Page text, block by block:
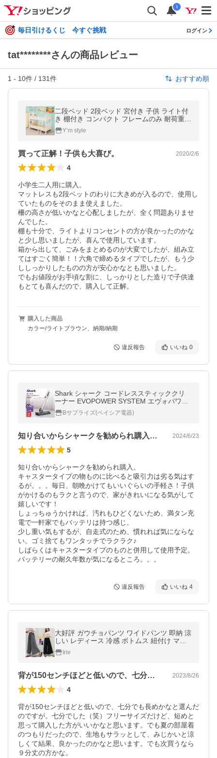
i
毎日引けるくじ 今すぐ挑戦 ログイン
tat********さんの商品レビュー
1 - 10件 / 131件 おすすめ順
二段ベッド 2段ベッド 宮付き 子供 ライト付
き 棚付き コンパクト フレームのみ 耐荷重3
00kg おしゃれ ベッド ホワイト 白 照明付き
子供用
Y’m style
買って正解！子供も大喜び。 2020/2/6
4
小学生二人用に購入。
マットレスも2段ベットのわりに大きめが入るので、使用し
ていたものをそのまま使えました。
柵の高さが低いかなと心配しましたが、全く問題ありませ
んでした。
棚も十分で、ライトよりコンセントの方が良かったのかな
と少し思いましたが、喜んで使用しています。
箱から出して、ごみをまとめるのが大変でしたが、組み立
てはすごく簡単！！六角で締めるタイプでしたが、もう少
ししっかりしたものの方が安心かなとも思いました。
でもお値段がお手頃な割に、しっかりとした造りで子供達
もとても喜んだので、購入して正解。
購入した商品
カラー/ライトブラウン、納期/納期
違反報告 いいね 0
Shark シャーク コードレススティッククリ
ーナー EVOPOWER SYSTEM エヴォパワー
システム CS300J WH CS300Jホワイト コー
ドレスクリーナー
Bサプライズ(ベイシア電器)
知り合いからシャークを勧められ購入。キ… 2024/6/23
5
知り合いからシャークを勧められ購入。
キャスタータイプの物ものに比べると吸引力は劣る気はす
るが。。。毎日、朝晩かけてもいいぐらいの手軽さ！子供
がかけるのもラクと言うので、家がきれいになる気がして
嬉しいです！
しょっちゅうかければ、汚れもひどくないため、満タン充
電で一軒家でもバッテリは持つ感じ。
少し重い気もするが、自走式のため、慣れれば気にならな
い。ゴミ捨てもワンタッチでラクラク♪
しばらくはキャスタータイプのものと併用して使用予定。
バッテリーの耐久年数が気になるところ。。。
違反報告 いいね 4
大好評 ガウチョパンツ ワイドパンツ 即納 涼
しい レディース 冷感 ボトムス 紐付け マキ
シ 七分丈 九分丈 ゆったり シンプル スカー
チョ ルームウェア
Irie
背が150センチほどと低いので、七分で… 2023/8/26
4
背が150センチほどと低いので、七分でも長めかなと選んだ
のですが。七分でした（笑）フリーサイズだけど、短めと
思って購入した方がいいかなと思います。でも夏の部屋着
のつもりだったので、生地もサラッとして、みじかいと涼
しくて結果、良かったのかなと思います。でも次買うなら
９分丈の方かな。